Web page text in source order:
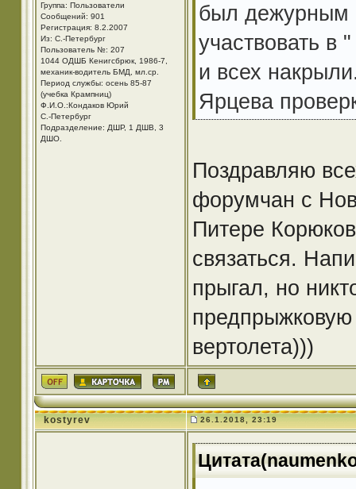
Группа: Пользователи
Сообщений: 901
Регистрация: 8.2.2007
Из: С.-Петербург
Пользователь №: 207
1044 ОДШБ Кенигсбрюк, 1986-7,
механик-водитель БМД, мл.ср.
Период службы: осень 85-87
(учебка Крампниц)
Ф.И.О.:Кондаков Юрий
С.-Петербург
Подразделение: ДШР, 1 ДШВ, 3
ДШО.
был дежурным
участвовать в
и всех
Ярцева
Поздравляю
форумчан с
Питере
связаться.
прыгал, но
предпрыжковую
вертолета)))
kostyrev 26.1.2018, 23:19